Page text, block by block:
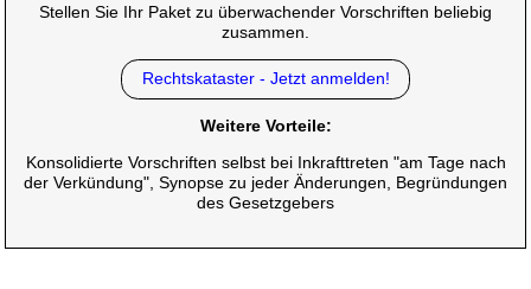
Stellen Sie Ihr Paket zu überwachender Vorschriften beliebig
zusammen.
Rechtskataster - Jetzt anmelden!
Weitere Vorteile:
Konsolidierte Vorschriften selbst bei Inkrafttreten "am Tage nach
der Verkündung", Synopse zu jeder Änderungen, Begründungen
des Gesetzgebers